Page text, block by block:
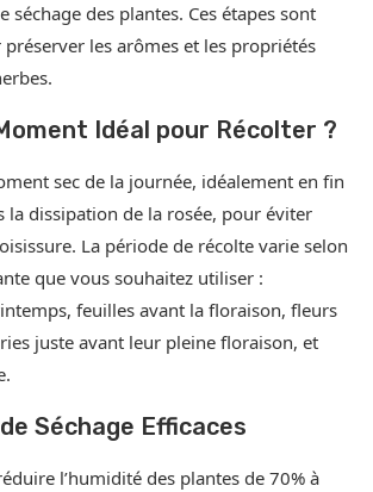
séchage des plantes. Ces étapes sont
les arômes et les propriétés
Idéal pour Récolter ?
sec de la journée, idéalement en fin
la dissipation de la rosée, pour éviter
La période de récolte varie selon
que vous souhaitez utiliser :
feuilles avant la floraison, fleurs
juste avant leur pleine floraison, et
Séchage Efficaces
l’humidité des plantes de 70% à